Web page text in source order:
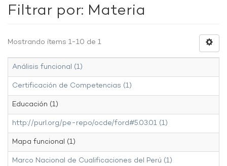
Filtrar por: Materia
Mostrando ítems 1-10 de 1
Análisis funcional (1)
Certificación de Competencias (1)
Educación (1)
http://purl.org/pe-repo/ocde/ford#5.03.01 (1)
Mapa funcional (1)
Marco Nacional de Cualificaciones del Perú (1)